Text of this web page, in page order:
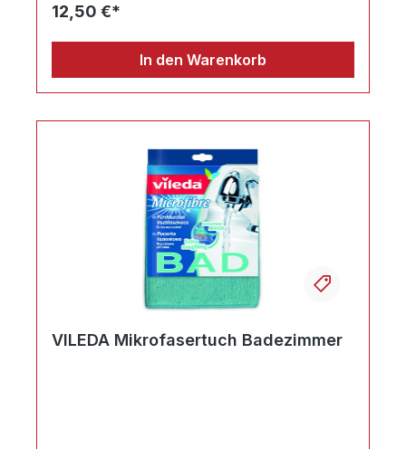
12,50 €*
In den Warenkorb
Ihr Produktvergleich ist voll
VILEDA Mikrofasertuch Badezimmer